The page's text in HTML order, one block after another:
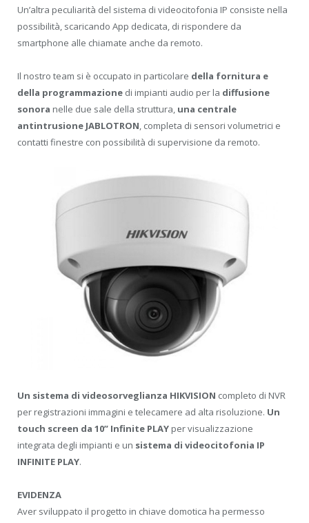
Un’altra peculiarità del sistema di videocitofonia IP consiste nella
possibilità, scaricando App dedicata, di rispondere da
smartphone alle chiamate anche da remoto.
Il nostro team si è occupato in particolare della fornitura e
della programmazione di impianti audio per la diffusione
sonora nelle due sale della struttura, una centrale
antintrusione JABLOTRON, completa di sensori volumetrici e
contatti finestre con possibilità di supervisione da remoto.
Un sistema di videosorveglianza HIKVISION completo di NVR
per registrazioni immagini e telecamere ad alta risoluzione. Un
touch screen da 10” Infinite PLAY per visualizzazione
integrata degli impianti e un sistema di videocitofonia IP
INFINITE PLAY.
EVIDENZA
Aver sviluppato il progetto in chiave domotica ha permesso